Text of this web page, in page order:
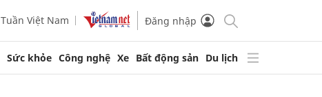
Tuần Việt Nam Đăng nhập
Sức khỏe Công nghệ Xe Bất động sản Du lịch